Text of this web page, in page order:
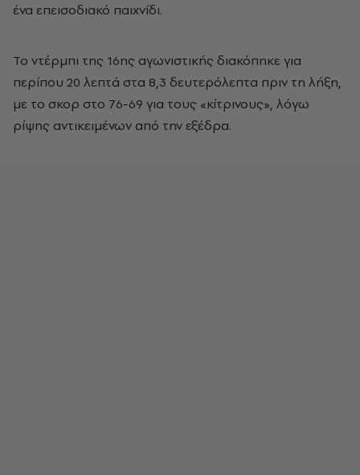
ένα επεισοδιακό παιχνίδι.
Το ντέρμπι της 16ης αγωνιστικής διακόπηκε για
περίπου 20 λεπτά στα 8,3 δευτερόλεπτα πριν τη λήξη,
με το σκορ στο 76-69 για τους «κίτρινους», λόγω
ρίψης αντικειμένων από την εξέδρα.